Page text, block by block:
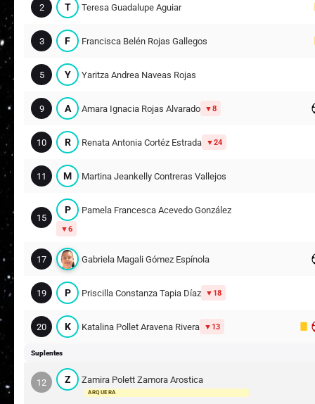
2 T Teresa Guadalupe Aguiar
3 F Francisca Belén Rojas Gallegos
5 Y Yaritza Andrea Naveas Rojas
9 A Amara Ignacia Rojas Alvarado 8
10 R Renata Antonia Cortéz Estrada 24
11 M Martina Jeankelly Contreras Vallejos
15
P Pamela Francesca Acevedo González
6
17 Gabriela Magali Gómez Espínola
19 P Priscilla Constanza Tapia Díaz 18
20 K Katalina Pollet Aravena Rivera 13
Suplentes
12 Z Zamira Polett Zamora Arostica
ARQUERA